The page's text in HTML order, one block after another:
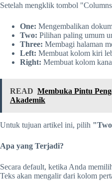
Setelah mengklik tombol
One: Mengembalikan
Two: Pilihan paling umum
Three: Membagi halaman
Left: Membuat kolom kiri
Right: Membuat kolom
READ Membuka Pintu
Akademik
Untuk tujuan artikel ini, pilih
Apa yang Terjadi?
Secara default, ketika Anda
Teks akan mengalir dari kolom